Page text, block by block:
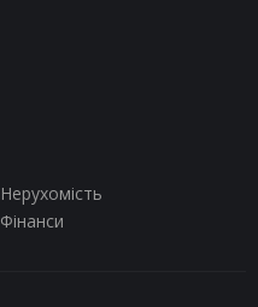
Нерухомість
Фінанси